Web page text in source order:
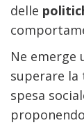
delle
Ne emerge
superare
spesa